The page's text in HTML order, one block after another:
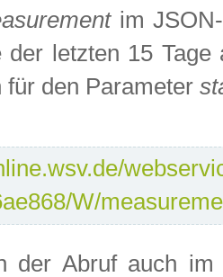
im JSON-
der letzten 15
für den Parameter
W/
der Abruf auch